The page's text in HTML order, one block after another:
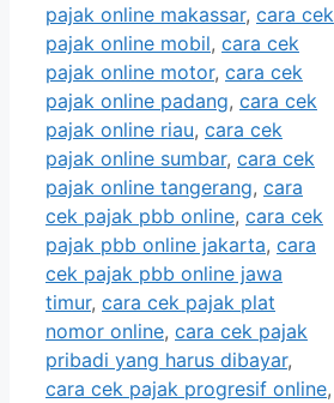
pajak online makassar, cara cek
pajak online mobil, cara cek
pajak online motor, cara cek
pajak online padang, cara cek
pajak online riau, cara cek
pajak online sumbar, cara cek
pajak online tangerang, cara
cek pajak pbb online, cara cek
pajak pbb online jakarta, cara
cek pajak pbb online jawa
timur, cara cek pajak plat
nomor online, cara cek pajak
pribadi yang harus dibayar,
cara cek pajak progresif online,